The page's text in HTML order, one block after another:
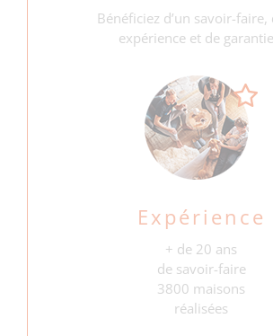
Bénéficiez d’un savoir-faire,
expérience et de
Expérience
+ de 20 ans
de savoir-faire
3800 maisons
réalisées